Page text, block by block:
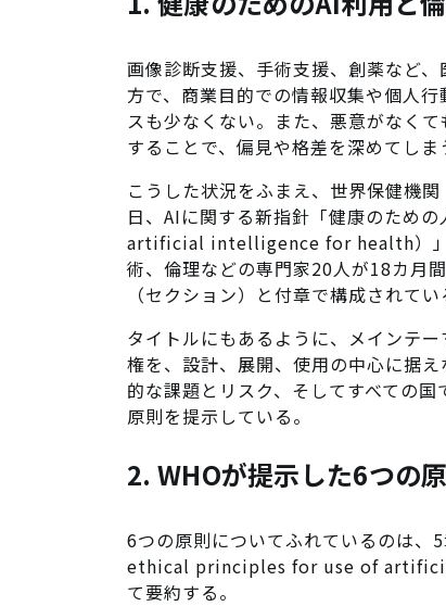
画像診断支援、手術支援、創薬など
方で、商業目的での情報収集や個人
スも少なくない。また、悪意がなく
することで、偏見や格差を深めてしま
こうした状況をふまえ、世界保健
日、AIに関する新指針「健康のため
artificial intelligence for health）」
術、倫理などの専門家20人が18カ月
（セクション）と付章で構成されてい
タイトルにもあるように、メインテ
権を、設計、展開、使用の中心に据
的な課題とリスク、そしてすべての
原則を提示している。
2. WHOが提示した6つの
6つの原則についてふれているのは、
ethical principles for use of
て要約する。